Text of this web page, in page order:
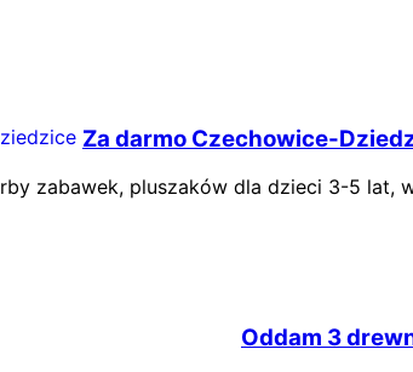
Za darmo Czechowice-
zabawek, pluszaków dla dzieci 3-5 lat,
Oddam 3